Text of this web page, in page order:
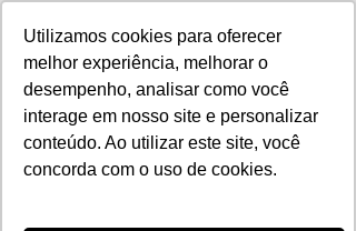
Utilizamos cookies para oferecer
melhor experiência, melhorar o
desempenho, analisar como você
interage em nosso site e personalizar
conteúdo. Ao utilizar este site, você
concorda com o uso de cookies.